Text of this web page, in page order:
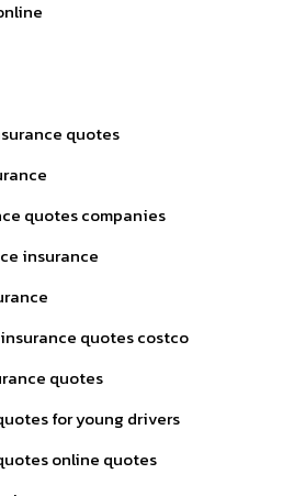
quotes
quotes companies
insurance
quotes costco
quotes
for young drivers
online quotes